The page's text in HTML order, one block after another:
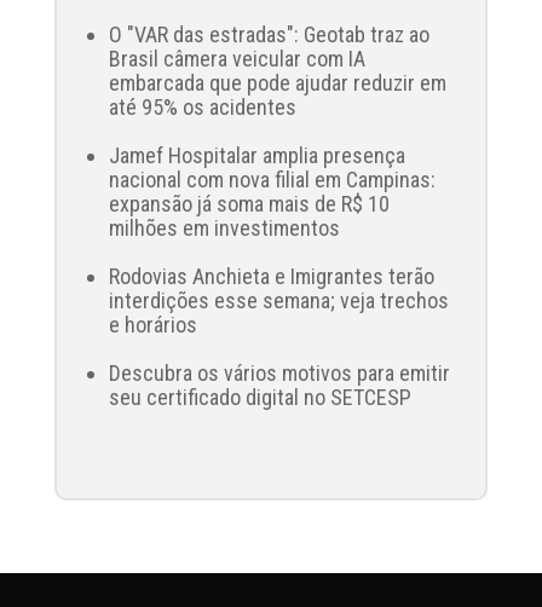
O "VAR das estradas": Geotab traz ao
Brasil câmera veicular com IA
embarcada que pode ajudar reduzir em
até 95% os acidentes
Jamef Hospitalar amplia presença
nacional com nova filial em Campinas:
expansão já soma mais de R$ 10
milhões em investimentos
Rodovias Anchieta e Imigrantes terão
interdições esse semana; veja trechos
e horários
Descubra os vários motivos para emitir
seu certificado digital no SETCESP